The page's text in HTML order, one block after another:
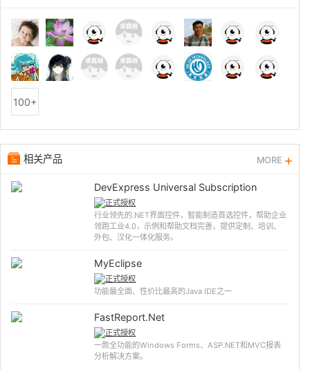
100+
相关产品 MORE
DevExpress Universal Subscription
正式授权
行业领先的.NET界面控件，智能制造首选控件，帮助企业
领跑工业4.0，示例和帮助文档完善，提供定制、培训、
外包、汉化一体化服务。
MyEclipse
正式授权
功能最全面、性价比最高的Java IDE之一
FastReport.Net
正式授权
一款全功能的Windows Forms、ASP.NET和MVC报表
分析解决方案。